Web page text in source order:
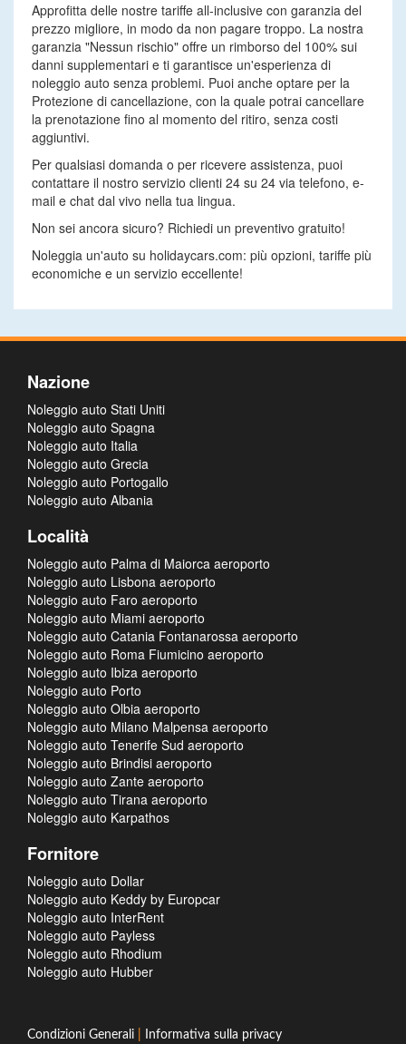
Approfitta delle nostre tariffe all-inclusive con garanzia del
prezzo migliore, in modo da non pagare troppo. La nostra
garanzia "Nessun rischio" offre un rimborso del 100% sui
danni supplementari e ti garantisce un'esperienza di
noleggio auto senza problemi. Puoi anche optare per la
Protezione di cancellazione, con la quale potrai cancellare
la prenotazione fino al momento del ritiro, senza costi
aggiuntivi.
Per qualsiasi domanda o per ricevere assistenza, puoi
contattare il nostro servizio clienti 24 su 24 via telefono, e-
mail e chat dal vivo nella tua lingua.
Non sei ancora sicuro? Richiedi un preventivo gratuito!
Noleggia un'auto su holidaycars.com: più opzioni, tariffe più
economiche e un servizio eccellente!
Nazione
Noleggio auto Stati Uniti
Noleggio auto Spagna
Noleggio auto Italia
Noleggio auto Grecia
Noleggio auto Portogallo
Noleggio auto Albania
Località
Noleggio auto Palma di Maiorca aeroporto
Noleggio auto Lisbona aeroporto
Noleggio auto Faro aeroporto
Noleggio auto Miami aeroporto
Noleggio auto Catania Fontanarossa aeroporto
Noleggio auto Roma Fiumicino aeroporto
Noleggio auto Ibiza aeroporto
Noleggio auto Porto
Noleggio auto Olbia aeroporto
Noleggio auto Milano Malpensa aeroporto
Noleggio auto Tenerife Sud aeroporto
Noleggio auto Brindisi aeroporto
Noleggio auto Zante aeroporto
Noleggio auto Tirana aeroporto
Noleggio auto Karpathos
Fornitore
Noleggio auto Dollar
Noleggio auto Keddy by Europcar
Noleggio auto InterRent
Noleggio auto Payless
Noleggio auto Rhodium
Noleggio auto Hubber
Condizioni Generali Informativa sulla privacy